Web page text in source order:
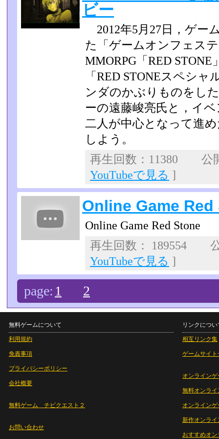
ビー
2012年5月27日，ゲー
た「ゲームオンフェス
MMORPG「RED
「RED STONEスペシ
ンダのかぶりものをし
ーの遠藤峻亮氏と，イ
二人が中心となって進
しよう。
再生回数：11380 公
YouTubeで見る ]
Online Game Red
Online Game Red Stone
再生回数： 189554
YouTubeで見る ]
page: 1 2
無料ゲームについて
利用規約
免責事項
プライバシーポリシー
会社概要
無料ゲーム チビクエスト２
お問い合わせ
リンクについ
相互リンク集
ゲームサイト
オンラインゲ
無料オンライ
オンライン
新作オンライ
おすすめオ